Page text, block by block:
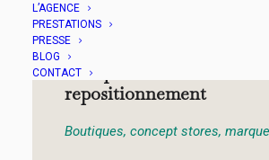
L’AGENCE
PRESTATIONS
PRESSE
BLOG
CONTACTMarques en lancement ou
repositionnement
Boutiques, concept stores,